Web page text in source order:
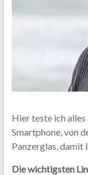
Hier teste ich
Smartphone, von
Panzerglas, damit
Die wichtigsten